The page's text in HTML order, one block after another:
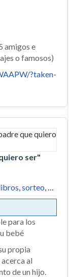
amigos e
o famosos)
?taken-
ser"
,sorteo, …
para los
bebé
propia
al
de un hijo.